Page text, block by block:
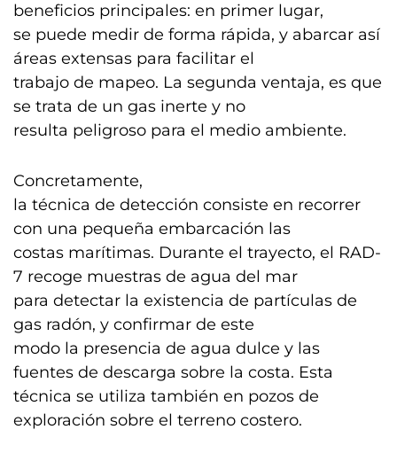
beneficios principales: en primer lugar,
se puede medir de forma rápida, y abarcar así
áreas extensas para facilitar el
trabajo de mapeo. La segunda ventaja, es que
se trata de un gas inerte y no
resulta peligroso para el medio ambiente.
Concretamente,
la técnica de detección consiste en recorrer
con una pequeña embarcación las
costas marítimas. Durante el trayecto, el RAD-
7 recoge muestras de agua del mar
para detectar la existencia de partículas de
gas radón, y confirmar de este
modo la presencia de agua dulce y las
fuentes de descarga sobre la costa. Esta
técnica se utiliza también en pozos de
exploración sobre el terreno costero.